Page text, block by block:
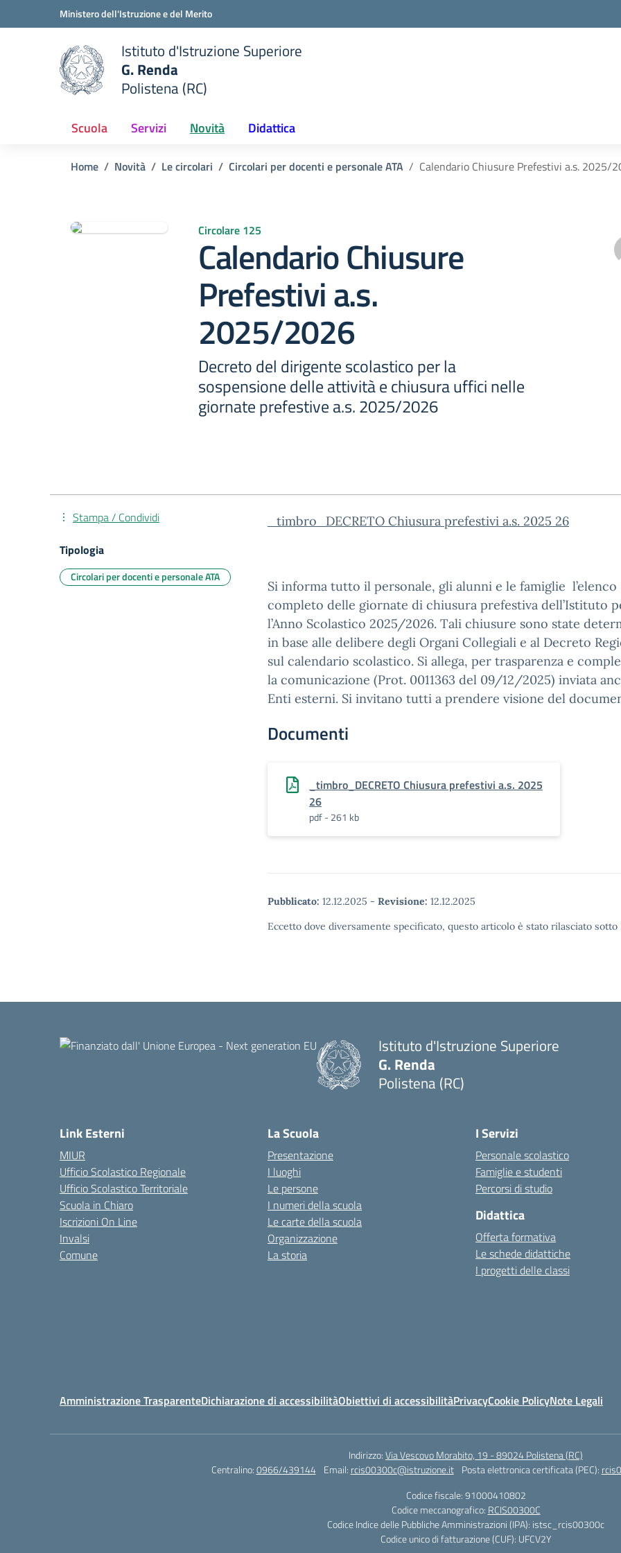
Vai ai contenuti
Vai al menu di navigazioneMinistero dell'Istruzione e del Merito
scuola
Istituto d'Istruzione Superiore
G. Renda
Polistena (RC)
Scuola Servizi Novità Didattica
Home Novità Le circolari Circolari per docenti e personale ATA Calendario Chiusure Prefestivi a.s. 2025/
Circolare 125
Calendario Chiusure
Prefestivi a.s.
2025/2026
Decreto del dirigente scolastico per la
sospensione delle attività e chiusura uffici nelle
giornate prefestive a.s. 2025/2026
_timbro_DECRETO Chiusura prefestivi a.s. 2025 26
Si informa tutto il personale, gli alunni e le famiglie l’elenco
completo delle giornate di chiusura prefestiva dell’Istituto
l’Anno Scolastico 2025/2026. Tali chiusure sono state
in base alle delibere degli Organi Collegiali e al Decreto
sul calendario scolastico. Si allega, per trasparenza e
la comunicazione (Prot. 0011363 del 09/12/2025) inviata
Enti esterni. Si invitano tutti a prendere visione del
Documenti
_timbro_DECRETO Chiusura prefestivi a.s. 2025
26
pdf - 261 kb
Pubblicato: 12.12.2025 - Revisione: 12.12.2025
Eccetto dove diversamente specificato, questo articolo è stato rilasciato
Stampa / Condividi
Tipologia
Circolari per docenti e personale ATA
Istituto d'Istruzione Superiore
G. Renda
Polistena (RC)
Link Esterni
MIUR
Ufficio Scolastico Regionale
Ufficio Scolastico Territoriale
Scuola in Chiaro
Iscrizioni On Line
Invalsi
Comune
La Scuola
Presentazione
I luoghi
Le persone
I numeri della scuola
Le carte della scuola
Organizzazione
La storia
I Servizi
Personale scolastico
Famiglie e studenti
Percorsi di studio
Didattica
Offerta formativa
Le schede didattiche
I progetti delle classi
Amministrazione TrasparenteDichiarazione di accessibilitàObiettivi di accessibilitàPrivacyCookie PolicyNote Legali
Indirizzo:Via Vescovo Morabito, 19 - 89024 Polistena (RC)
Centralino:0966/439144 Email: rcis00300c@istruzione.it Posta elettronica certificata (PEC):
Codice fiscale: 91000410802
Codice meccanografico: RCIS00300C
Codice Indice delle Pubbliche Amministrazioni (IPA): istsc_rcis00300c
Codice unico di fatturazione (CUF): UFCV2Y